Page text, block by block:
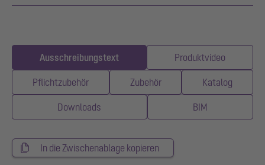
Ausschreibungstext Produktvideo
Pflichtzubehör Zubehör Katalog
Downloads BIM
In die Zwischenablage kopieren